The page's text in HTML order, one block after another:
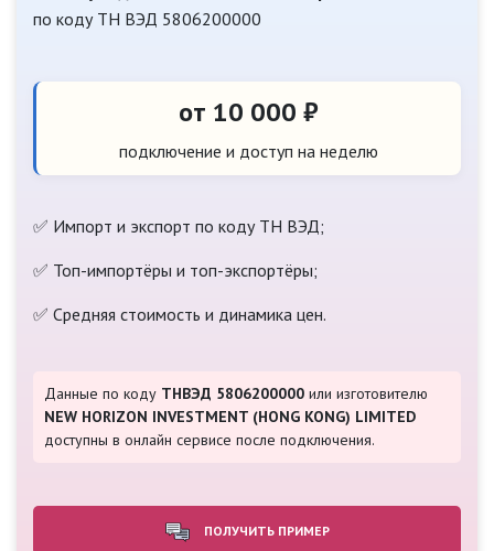
по коду ТН ВЭД 5806200000
от 10 000 ₽
подключение и доступ на неделю
✅ Импорт и экспорт по коду ТН ВЭД;
✅ Топ-импортёры и топ-экспортёры;
✅ Средняя стоимость и динамика цен.
Данные по коду ТНВЭД 5806200000 или изготовителю
NEW HORIZON INVESTMENT (HONG KONG) LIMITED
доступны в онлайн сервисе после подключения.
ПОЛУЧИТЬ ПРИМЕР